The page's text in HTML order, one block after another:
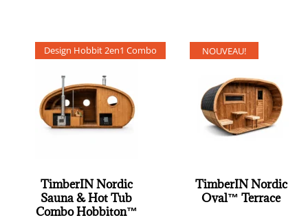
Design Hobbit 2en1 Combo
TimberIN Nordic
Sauna & Hot Tub
Combo Hobbiton™
NOUVEAU!
TimberIN Nordic
Oval™ Terrace